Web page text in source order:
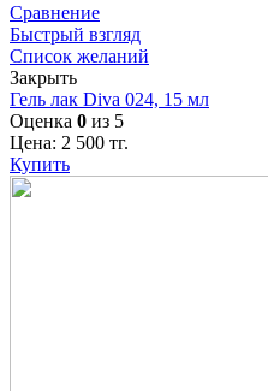
Сравнение
Быстрый взгляд
Список желаний
Закрыть
Гель лак Diva 024, 15 мл
Оценка 0 из 5
Цена: 2 500 тг.
Купить